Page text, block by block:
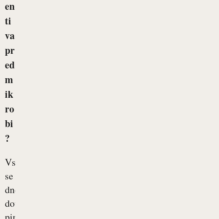
en
ti
va
pr
ed
m
ik
ro
bi
?
Vsi
se
dnevno
dotikamo